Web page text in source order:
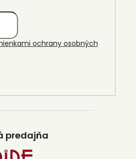
ochrany osobných
predajňa